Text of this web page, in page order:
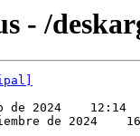
- /
de 2024
de 2024